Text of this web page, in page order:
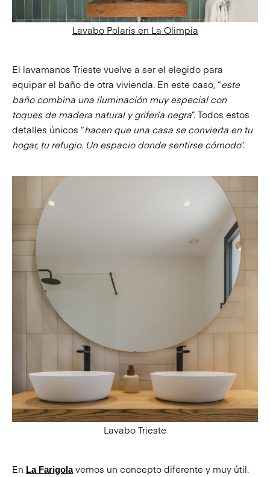
Lavabo Polaris en La Olimpia
El lavamanos Trieste vuelve a ser el elegido para
equipar el baño de otra vivienda. En este caso, “este
baño combina una iluminación muy especial con
toques de madera natural y grifería negra”. Todos estos
detalles únicos “hacen que una casa se convierta en tu
hogar, tu refugio. Un espacio donde sentirse cómodo”.
Lavabo Trieste
En La Farigolavemos un concepto diferente y muy útil.